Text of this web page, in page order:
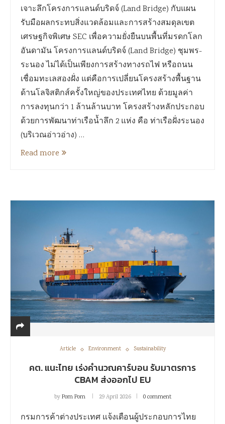
เจาะลึกโครงการแลนด์บริดจ์ (Land Bridge) กับแผน
รับมือผลกระทบสิ่งแวดล้อมและการสร้างสมดุลเขต
เศรษฐกิจพิเศษ SEC เพื่อความยั่งยืนบนพื้นที่มรดกโลก
อันดามัน โครงการแลนด์บริดจ์ (Land Bridge) ชุมพร-
ระนอง ไม่ได้เป็นเพียงการสร้างทางรถไฟ หรือถนน
เชื่อมทะเลสองฝั่ง แต่คือการเปลี่ยนโครงสร้างพื้นฐาน
ด้านโลจิสติกส์ครั้งใหญ่ของประเทศไทย ด้วยมูลค่า
การลงทุนกว่า 1 ล้านล้านบาท โครงสร้างหลักประกอบ
ด้วยการพัฒนาท่าเรือน้ำลึก 2 แห่ง คือ ท่าเรือฝั่งระนอง
(บริเวณอ่าวอ่าง) …
Read more
Article Environment Sustainability
คต. แนะไทย เร่งคำนวณคาร์บอน รับมาตรการ
CBAM ส่งออกไป EU
byPom Pom 29 April 2026 0 comment
กรมการค้าต่างประเทศ แจ้งเตือนผู้ประกอบการไทย